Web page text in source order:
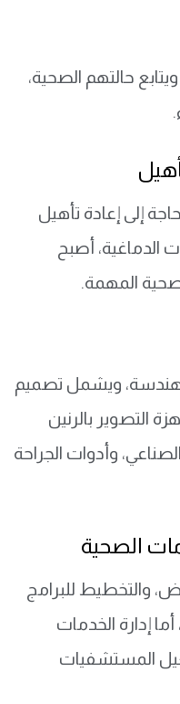
حالتهم الصحية،
إلى إعادة تأهيل
الدماغية، أصبح
المهمة.
ويشمل تصميم
التصوير بالرنين
وأدوات الجراحة
الصحية
والتخطيط للبرامج
أما إدارة الخدمات
المستشفيات